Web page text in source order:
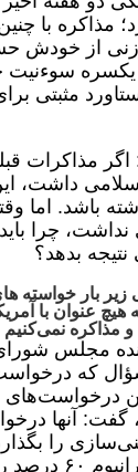
مذاکره با
از خودش
یکسره
مثبتی
اگر مذاکرات
داشت،
باشد. اما
چرا
بدهد؟
بار خواسته
هیچ عنوان با
نمی‌کنیم
مجلس
که
درخواست‌های
گفت: آنها
را
تعطیل کند.